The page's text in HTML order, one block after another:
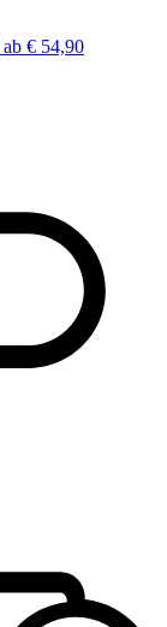
ab € 54,90